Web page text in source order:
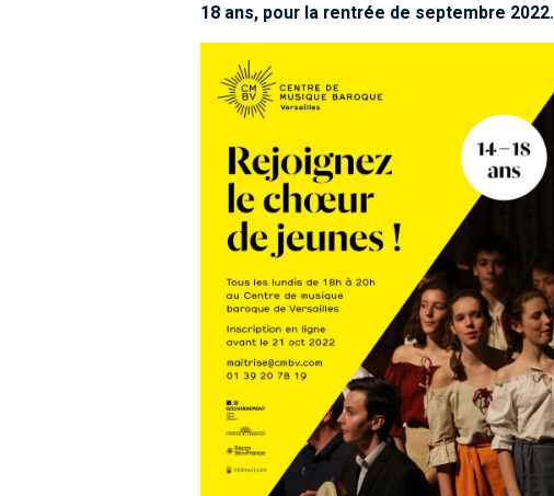
18 ans, pour la rentrée de septembre 2022.